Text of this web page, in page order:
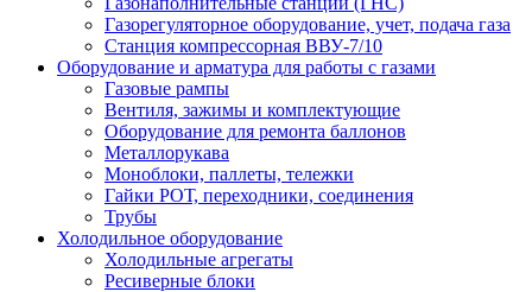
Газорегуляторное оборудование, учет, подача газа
Станция компрессорная ВВУ-7/10
Оборудование и арматура для работы с газами
Газовые рампы
Вентиля, зажимы и комплектующие
Оборудование для ремонта баллонов
Металлорукава
Моноблоки, паллеты, тележки
Гайки РОТ, переходники, соединения
Трубы
Холодильное оборудование
Холодильные агрегаты
Ресиверные блоки